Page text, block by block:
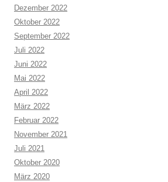
Dezember 2022
Oktober 2022
September 2022
Juli 2022
Juni 2022
Mai 2022
April 2022
März 2022
Februar 2022
November 2021
Juli 2021
Oktober 2020
März 2020